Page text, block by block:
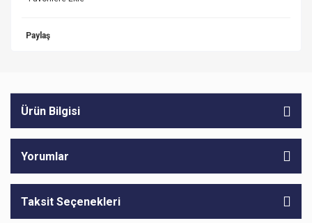
Paylaş
Ürün Bilgisi
Yorumlar
Taksit Seçenekleri